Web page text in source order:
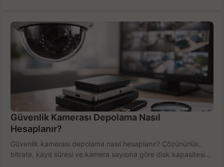
Güvenlik Kamerası Depolama Nasıl
Hesaplanır?
Güvenlik kamerası depolama nasıl hesaplanır? Çözünürlük,
bitrate, kayıt süresi ve kamera sayısına göre disk kapasitesini